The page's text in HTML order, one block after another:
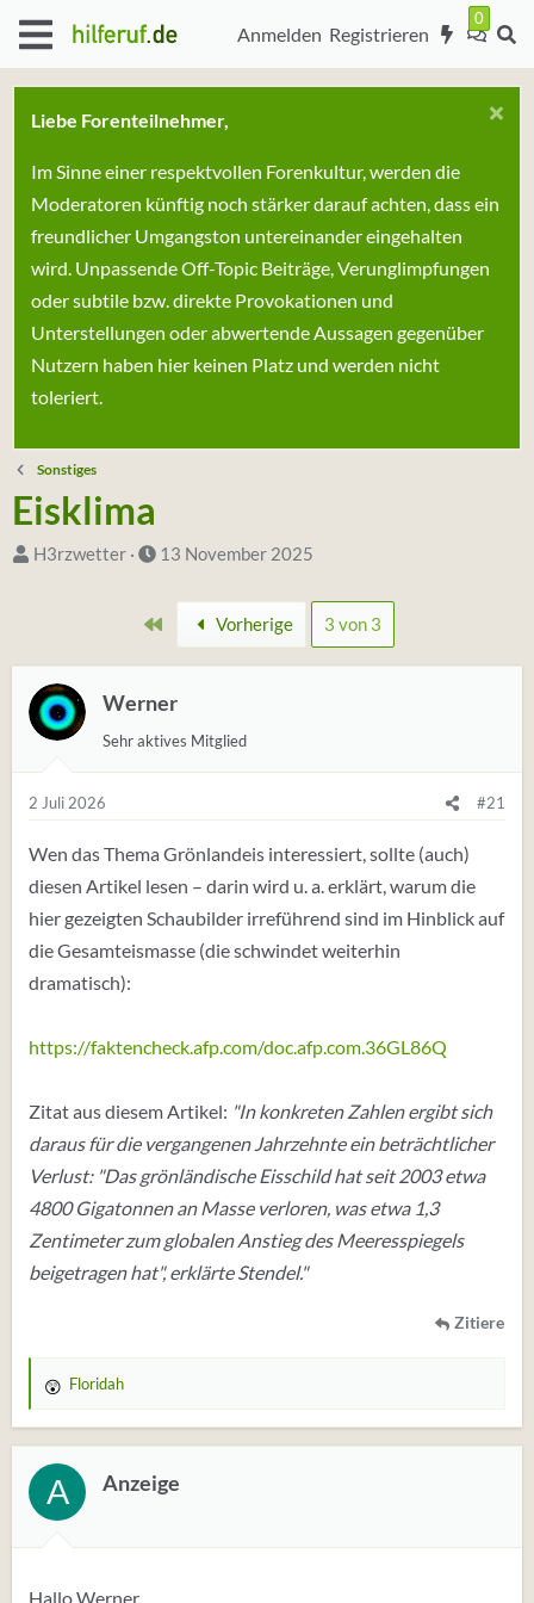
Anmelden Registrieren
Liebe Forenteilnehmer,
Im Sinne einer respektvollen Forenkultur, werden die
Moderatoren künftig noch stärker darauf achten, dass ein
freundlicher Umgangston untereinander eingehalten
wird. Unpassende Off-Topic Beiträge, Verunglimpfungen
oder subtile bzw. direkte Provokationen und
Unterstellungen oder abwertende Aussagen gegenüber
Nutzern haben hier keinen Platz und werden nicht
toleriert.
Sonstiges
Eisklima
S
t
e
r
n
H3rzwetter
D
m
S
t
t
13 November 2025
Erste Vorherige 3 von 3
Werner
Sehr aktives Mitglied
2 Juli 2026 #21
Wen das Thema Grönlandeis interessiert, sollte (auch)
diesen Artikel lesen – darin wird u. a. erklärt, warum die
hier gezeigten Schaubilder irreführend sind im Hinblick auf
die Gesamteismasse (die schwindet weiterhin
dramatisch):
https://faktencheck.afp.com/doc.afp.com.36GL86Q
Zitat aus diesem Artikel: "In konkreten Zahlen ergibt sich
daraus für die vergangenen Jahrzehnte ein beträchtlicher
Verlust: "Das grönländische Eisschild hat seit 2003 etwa
4800 Gigatonnen an Masse verloren, was etwa 1,3
Zentimeter zum globalen Anstieg des Meeresspiegels
beigetragen hat", erklärte Stendel."
Zitiere
W
r
t
u
n
Floridah
A Anzeige
Hallo Werner,